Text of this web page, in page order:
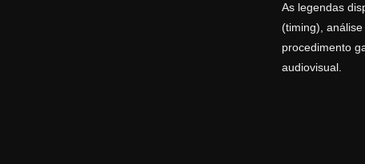
As legendas
(timing),
procedimento
audiovisual.